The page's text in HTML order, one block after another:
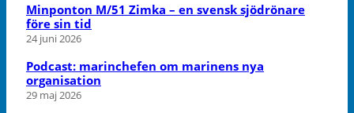
Minponton M/51 Zimka – en svensk sjödrönare
före sin tid
24 juni 2026
Podcast: marinchefen om marinens nya
organisation
29 maj 2026